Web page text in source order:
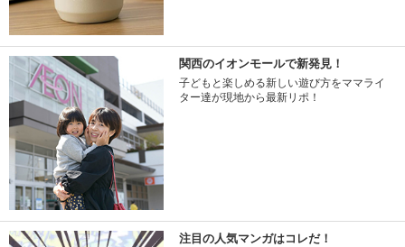
関西のイオンモールで新発見！
子どもと楽しめる新しい遊び方をママライ
ター達が現地から最新リポ！
注目の人気マンガはコレだ！